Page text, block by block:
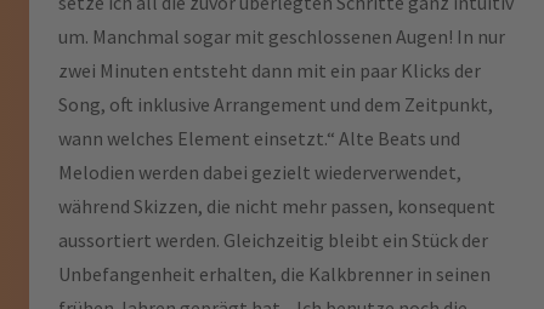
um. Manchmal sogar mit geschlossenen Augen! In nur
zwei Minuten entsteht dann mit ein paar Klicks der
Song, oft inklusive Arrangement und dem Zeitpunkt,
wann welches Element einsetzt.“ Alte Beats und
Melodien werden dabei gezielt wiederverwendet,
während Skizzen, die nicht mehr passen, konsequent
aussortiert werden. Gleichzeitig bleibt ein Stück der
Unbefangenheit erhalten, die Kalkbrenner in seinen